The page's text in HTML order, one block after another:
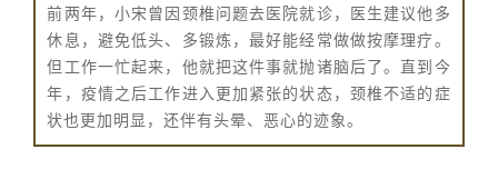
前两年，小宋曾因颈椎问题去医院就诊，医生建议他多
休息，避免低头、多锻炼，最好能经常做做按摩理疗。
但工作一忙起来，他就把这件事就抛诸脑后了。直到今
年，疫情之后工作进入更加紧张的状态，颈椎不适的症
状也更加明显，还伴有头晕、恶心的迹象。